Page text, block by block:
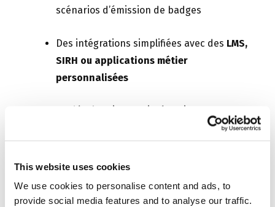
This website uses cookies
We use cookies to personalise content and ads, to
provide social media features and to analyse our traffic.
scénarios d’émission de badges
Des intégrations simplifiées avec des LMS,
SIRH ou applications métier
personnalisées
mesure ou que vous émettiez des badges depuis
vos outils existants, l’API v2 vous offre plus de
flexibilité et de fiabilité.